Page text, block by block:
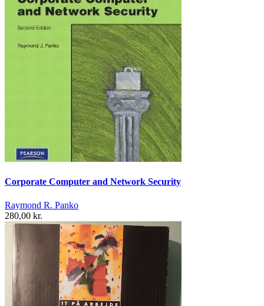
Corporate Computer and Network Security
Raymond R. Panko
280,00 kr.